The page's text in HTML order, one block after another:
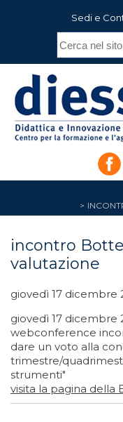
Sedi e
incontro
valutazione
giovedì 17 dicembre
giovedì 17 dicembre
webconference
dare un voto alla
trimestre/
strumenti"
visita la pagina della